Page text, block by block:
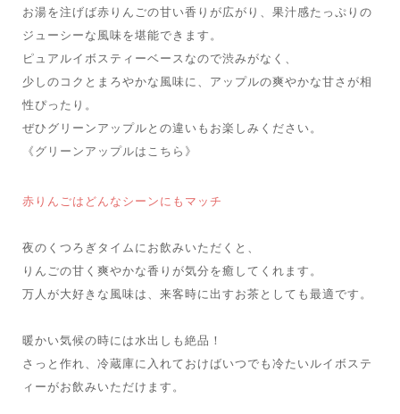
お湯を注げば赤りんごの甘い香りが広がり、果汁感たっぷりの
ジューシーな風味を堪能できます。
ピュアルイボスティーベースなので渋みがなく、
少しのコクとまろやかな風味に、アップルの爽やかな甘さが相
性ぴったり。
ぜひグリーンアップルとの違いもお楽しみください。
《グリーンアップルはこちら》
赤りんごはどんなシーンにもマッチ
夜のくつろぎタイムにお飲みいただくと、
りんごの甘く爽やかな香りが気分を癒してくれます。
万人が大好きな風味は、来客時に出すお茶としても最適です。
暖かい気候の時には水出しも絶品！
さっと作れ、冷蔵庫に入れておけばいつでも冷たいルイボステ
ィーがお飲みいただけます。